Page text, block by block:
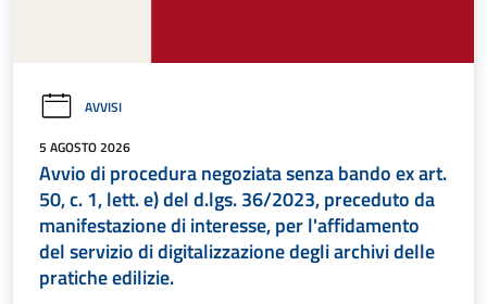
AVVISI
5 AGOSTO 2026
Avvio di procedura negoziata senza bando ex art.
50, c. 1, lett. e) del d.lgs. 36/2023, preceduto da
manifestazione di interesse, per l'affidamento
del servizio di digitalizzazione degli archivi delle
pratiche edilizie.